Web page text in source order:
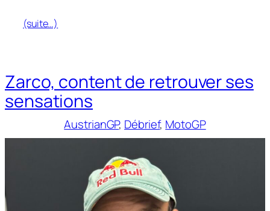
(suite…)
Zarco, content de retrouver ses
sensations
AustrianGP, Débrief, MotoGP